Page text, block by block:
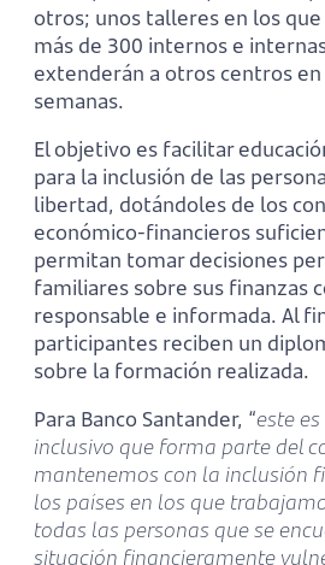
otros; unos talleres en los
más de 300 internos e
extenderán a otros centros
semanas.
El objetivo es facilitar
para la inclusión de las
libertad, dotándoles de los
económico-financieros
permitan tomar decisiones
familiares sobre sus finanzas
responsable e informada. Al
participantes reciben un
sobre la formación realizada.
Para Banco Santander, “este
inclusivo que forma parte del
mantenemos con la inclusión
los países en los que
todas las personas que se
situación financieramente